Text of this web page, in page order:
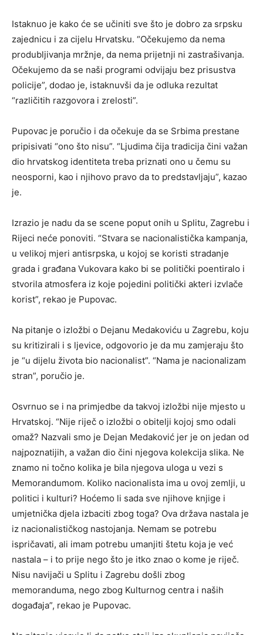
Istaknuo je kako će se učiniti sve što je dobro za srpsku
zajednicu i za cijelu Hrvatsku. “Očekujemo da nema
produbljivanja mržnje, da nema prijetnji ni zastrašivanja.
Očekujemo da se naši programi odvijaju bez prisustva
policije”, dodao je, istaknuvši da je odluka rezultat
“različitih razgovora i zrelosti”.
Pupovac je poručio i da očekuje da se Srbima prestane
pripisivati “ono što nisu”. “Ljudima čija tradicija čini važan
dio hrvatskog identiteta treba priznati ono u čemu su
neosporni, kao i njihovo pravo da to predstavljaju”, kazao
je.
Izrazio je nadu da se scene poput onih u Splitu, Zagrebu i
Rijeci neće ponoviti. “Stvara se nacionalistička kampanja,
u velikoj mjeri antisrpska, u kojoj se koristi stradanje
grada i građana Vukovara kako bi se politički poentiralo i
stvorila atmosfera iz koje pojedini politički akteri izvlače
korist”, rekao je Pupovac.
Na pitanje o izložbi o Dejanu Medakoviću u Zagrebu, koju
su kritizirali i s ljevice, odgovorio je da mu zamjeraju što
je “u dijelu života bio nacionalist”. “Nama je nacionalizam
stran”, poručio je.
Osvrnuo se i na primjedbe da takvoj izložbi nije mjesto u
Hrvatskoj. “Nije riječ o izložbi o obitelji kojoj smo odali
omaž? Nazvali smo je Dejan Medaković jer je on jedan od
najpoznatijih, a važan dio čini njegova kolekcija slika. Ne
znamo ni točno kolika je bila njegova uloga u vezi s
Memorandumom. Koliko nacionalista ima u ovoj zemlji, u
politici i kulturi? Hoćemo li sada sve njihove knjige i
umjetnička djela izbaciti zbog toga? Ova država nastala je
iz nacionalističkog nastojanja. Nemam se potrebu
ispričavati, ali imam potrebu umanjiti štetu koja je već
nastala – i to prije nego što je itko znao o kome je riječ.
Nisu navijači u Splitu i Zagrebu došli zbog
memoranduma, nego zbog Kulturnog centra i naših
događaja”, rekao je Pupovac.